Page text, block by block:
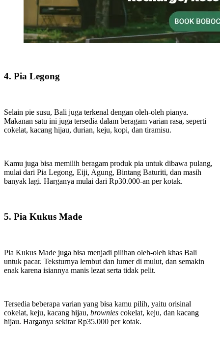
4. Pia Legong
Selain pie susu, Bali juga terkenal dengan oleh-oleh pianya.
Makanan satu ini juga tersedia dalam beragam varian rasa, seperti
cokelat, kacang hijau, durian, keju, kopi, dan tiramisu.
Kamu juga bisa memilih beragam produk pia untuk dibawa pulang,
mulai dari Pia Legong, Eiji, Agung, Bintang Baturiti, dan masih
banyak lagi. Harganya mulai dari Rp30.000-an per kotak.
5. Pia Kukus Made
Pia Kukus Made juga bisa menjadi pilihan oleh-oleh khas Bali
untuk pacar. Teksturnya lembut dan lumer di mulut, dan semakin
enak karena isiannya manis lezat serta tidak pelit.
Tersedia beberapa varian yang bisa kamu pilih, yaitu orisinal
cokelat, keju, kacang hijau, brownies cokelat, keju, dan kacang
hijau. Harganya sekitar Rp35.000 per kotak.